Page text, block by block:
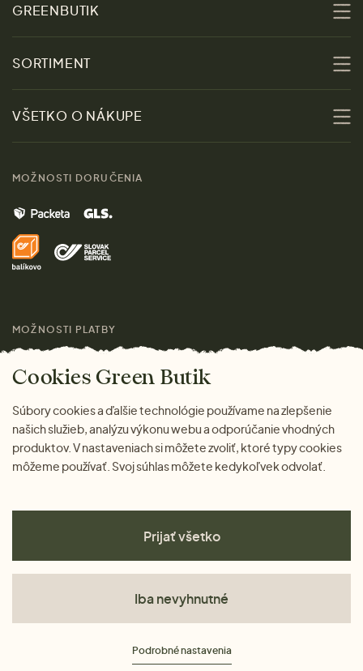
GREENBUTIK
Udržateľnosť
Kontakt
Značky
Pre médiá
SORTIMENT
Zľavy
Ženy
Muži
Domov
Darčeky
VŠETKO O NÁKUPE
Doprava a platba
MOŽNOSTI DORUČENIA
MOŽNOSTI PLATBY
Ochrana osobných údajov
Cookies
Cookies Green Butik
Súbory cookies a ďalšie technológie používame na zlepšenie
našich služieb, analýzu výkonu webu a odporúčanie vhodných
produktov. V nastaveniach si môžete zvoliť, ktoré typy cookies
môžeme používať. Svoj súhlas môžete kedykoľvek odvolať.
Prijať všetko
Iba nevyhnutné
Podrobné nastavenia